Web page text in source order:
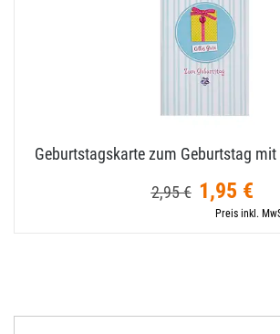
Geburtstagskarte zum Geburtstag
2,95 € 1,95 €
Preis inkl.